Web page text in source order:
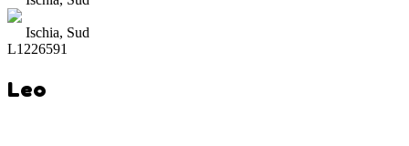
Ischia, Sud
L1226591
Leo